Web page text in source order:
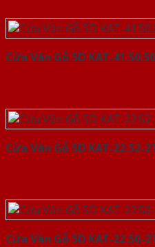
Cửa Vân Gỗ 5D KAT-
Cửa Vân Gỗ 5D KAT-22.52-
Cửa Vân Gỗ 5D KAT-22.50-